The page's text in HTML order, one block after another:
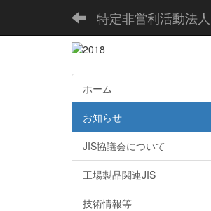
特定非営利活動法
ホーム
お知らせ
JIS協議会について
工場製品関連JIS
技術情報等